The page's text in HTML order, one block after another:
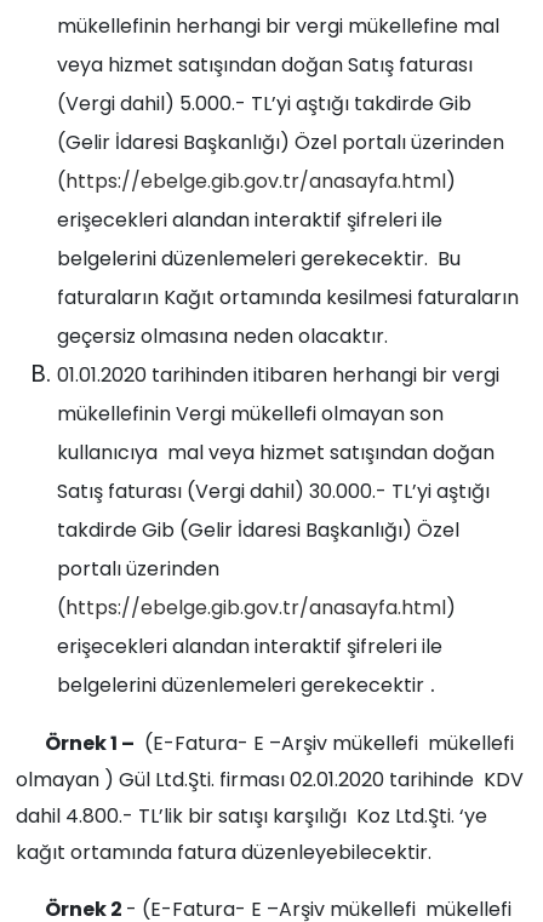
mükellefinin herhangi bir vergi mükellefine mal
veya hizmet satışından doğan Satış faturası
(Vergi dahil) 5.000.- TL’yi aştığı takdirde Gib
(Gelir İdaresi Başkanlığı) Özel portalı üzerinden
(https://ebelge.gib.gov.tr/anasayfa.html)
erişecekleri alandan interaktif şifreleri ile
belgelerini düzenlemeleri gerekecektir. Bu
faturaların Kağıt ortamında kesilmesi faturaların
geçersiz olmasına neden olacaktır.
01.01.2020 tarihinden itibaren herhangi bir vergi
mükellefinin Vergi mükellefi olmayan son
kullanıcıya mal veya hizmet satışından doğan
Satış faturası (Vergi dahil) 30.000.- TL’yi aştığı
takdirde Gib (Gelir İdaresi Başkanlığı) Özel
portalı üzerinden
(https://ebelge.gib.gov.tr/anasayfa.html)
erişecekleri alandan interaktif şifreleri ile
belgelerini düzenlemeleri gerekecektir.
Örnek 1 – (E-Fatura- E –Arşiv mükellefi mükellefi
olmayan ) Gül Ltd.Şti. firması 02.01.2020 tarihinde KDV
dahil 4.800.- TL’lik bir satışı karşılığı Koz Ltd.Şti. ‘ye
kağıt ortamında fatura düzenleyebilecektir.
Örnek 2 - (E-Fatura- E –Arşiv mükellefi mükellefi